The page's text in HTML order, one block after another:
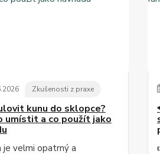
.2026 Zkušenosti z praxe
kunu do sklopce?
umístit a co použít jako
je velmi opatrný a